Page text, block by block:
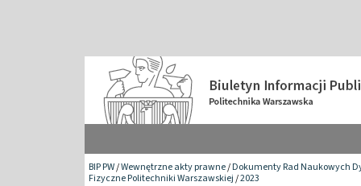
BIP PW/Wewnętrzne akty prawne/Dokumenty Rad Naukowych
Fizyczne Politechniki Warszawskiej/2023